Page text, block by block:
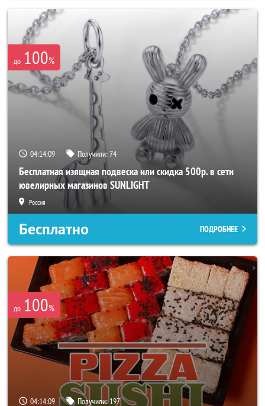
до 100%
04:14:07 Получили:74
Бесплатная изящная подвеска или скидка 500р. в сети
ювелирных магазинов SUNLIGHT
Россия
Бесплатно ПОДРОБНЕЕ
до 100%
04:14:07 Получили:197